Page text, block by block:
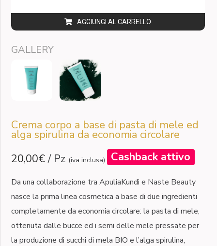
AGGIUNGI AL CARRELLO
GALLERY
Crema corpo a base di pasta di mele ed
alga spirulina da economia circolare
20,00€/ Pz (iva inclusa) Cashback attivo
Da una collaborazione tra ApuliaKundi e Naste Beauty
nasce la prima linea cosmetica a base di due ingredienti
completamente da economia circolare: la pasta di mele,
ottenuta dalle bucce ed i semi delle mele pressate per
la produzione di succhi di mela BIO e l’alga spirulina,